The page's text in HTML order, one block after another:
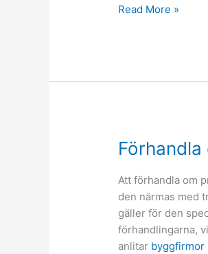
Hur
Read More »
Att förhandla om
den närmas med
gäller för den
förhandlingarna,
anlitar byggfirmor